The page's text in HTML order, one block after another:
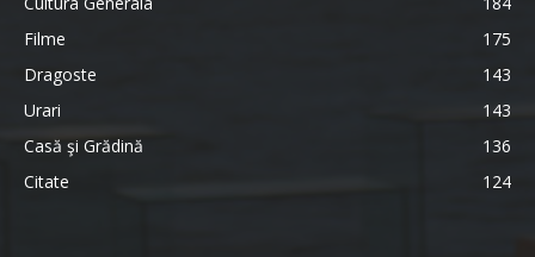
Filme
175
Dragoste
143
Urari
143
Casă şi Grădină
136
Citate
124